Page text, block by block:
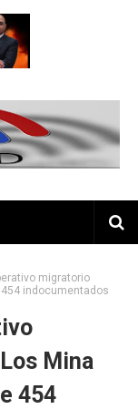
migratorio
indocumentados
Mina
454